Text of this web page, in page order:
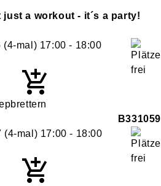
just a workout - it´s a party!
(4-mal) 17:00 - 18:00
B331059
(4-mal) 17:00 - 18:00